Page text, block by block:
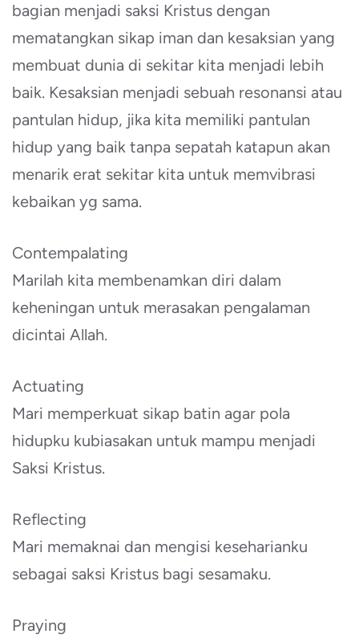
bagian menjadi saksi Kristus dengan
mematangkan sikap iman dan kesaksian yang
membuat dunia di sekitar kita menjadi lebih
baik. Kesaksian menjadi sebuah resonansi atau
pantulan hidup, jika kita memiliki pantulan
hidup yang baik tanpa sepatah katapun akan
menarik erat sekitar kita untuk memvibrasi
kebaikan yg sama.
Contempalating
Marilah kita membenamkan diri dalam
keheningan untuk merasakan pengalaman
dicintai Allah.
Actuating
Mari memperkuat sikap batin agar pola
hidupku kubiasakan untuk mampu menjadi
Saksi Kristus.
Reflecting
Mari memaknai dan mengisi keseharianku
sebagai saksi Kristus bagi sesamaku.
Praying